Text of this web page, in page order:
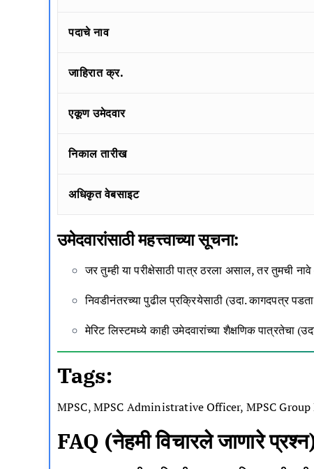
पदाचे नाव
जाहिरात क्र.
एकूण उमेदवार
निकाल तारीख
अधिकृत वेबसाइट
उमेदवारांसाठी महत्त्वाच्या सूचना:
जर तुम्ही या परीक्षेसाठी पात्र ठरला असाल, तर तुमची
निवडीनंतरच्या पुढील प्रक्रियेसाठी (उदा. कागदपत्र
मेरिट लिस्टमध्ये काही उमेदवारांच्या शैक्षणिक
Tags:
MPSC, MPSC Administrative Officer, MPSC Group
FAQ (नेहमी विचारले जाणारे